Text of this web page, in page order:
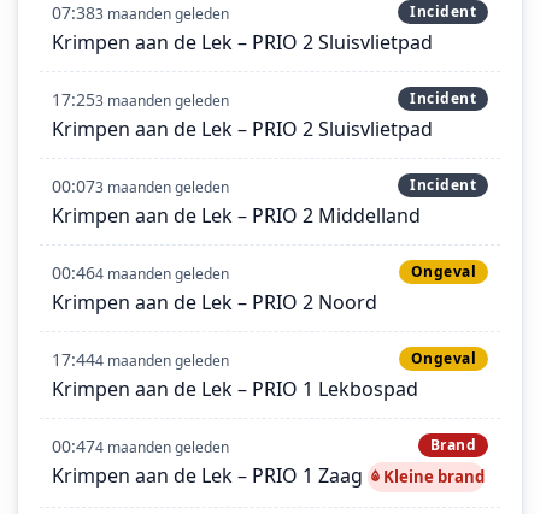
07:383 maanden geleden Incident
Krimpen aan de Lek – PRIO 2 Sluisvlietpad
17:253 maanden geleden Incident
Krimpen aan de Lek – PRIO 2 Sluisvlietpad
00:073 maanden geleden Incident
Krimpen aan de Lek – PRIO 2 Middelland
00:464 maanden geleden Ongeval
Krimpen aan de Lek – PRIO 2 Noord
17:444 maanden geleden Ongeval
Krimpen aan de Lek – PRIO 1 Lekbospad
00:474 maanden geleden Brand
Krimpen aan de Lek – PRIO 1 Zaag Kleine brand